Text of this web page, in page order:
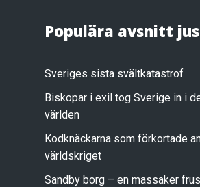
Populära avsnitt
Sveriges sista svältkatastrof
Biskopar i exil tog Sverige in i
världen
Kodknäckarna som förkortade
världskriget
Sandby borg – en massaker